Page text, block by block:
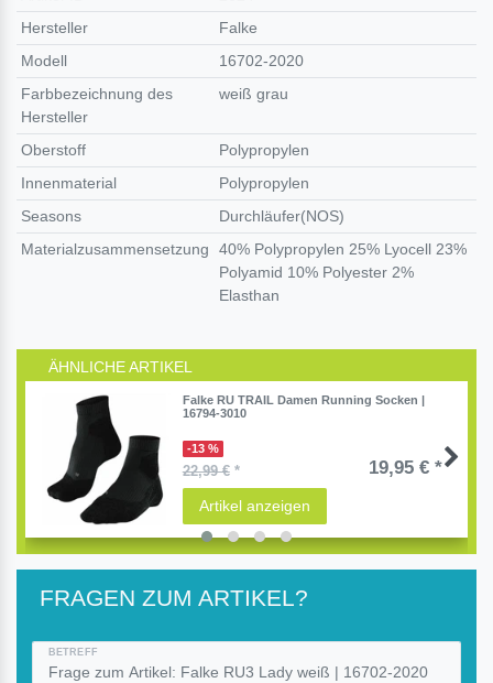
Hersteller
Falke
Modell
16702-2020
Farbbezeichnung des
Hersteller
weiß grau
Oberstoff
Polypropylen
Innenmaterial
Polypropylen
Seasons
Durchläufer(NOS)
Materialzusammensetzung
40% Polypropylen 25% Lyocell 23%
Polyamid 10% Polyester 2%
Elasthan
ÄHNLICHE ARTIKEL
Falke RU TRAIL Damen Running Socken |
16794-3010
-13 %
22,99 €* 19,95 € *
Artikel anzeigen
FRAGEN ZUM ARTIKEL?
BETREFF